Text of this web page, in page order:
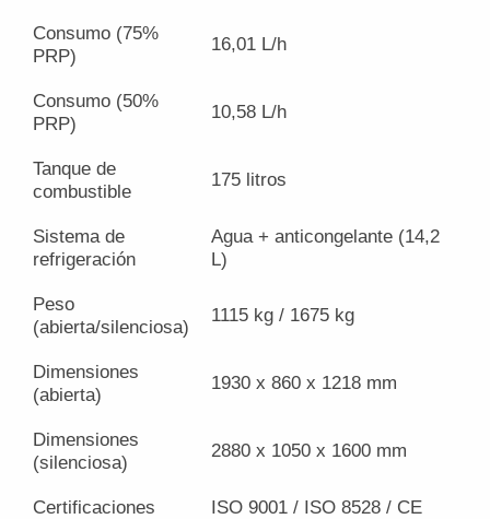
Consumo (75%
PRP)
16,01 L/h
Consumo (50%
PRP)
10,58 L/h
Tanque de
combustible
175 litros
Sistema de
refrigeración
Agua + anticongelante (14,2
L)
Peso
(abierta/silenciosa)
1115 kg / 1675 kg
Dimensiones
(abierta)
1930 x 860 x 1218 mm
Dimensiones
(silenciosa)
2880 x 1050 x 1600 mm
Certificaciones ISO 9001 / ISO 8528 / CE